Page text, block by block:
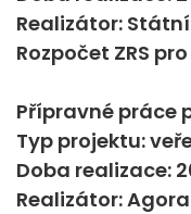
Realizátor:
Rozpočet ZRS
Přípravné práce
Typ projektu:
Doba realizace:
Realizátor: